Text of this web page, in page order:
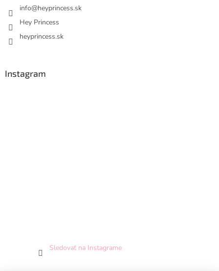
info@heyprincess.sk
Hey Princess
heyprincess.sk
Instagram
Sledovať na Instagrame